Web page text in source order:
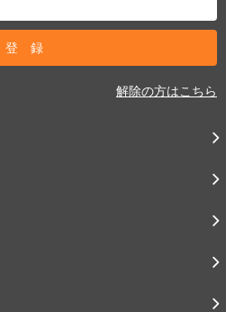
解除の方はこちら